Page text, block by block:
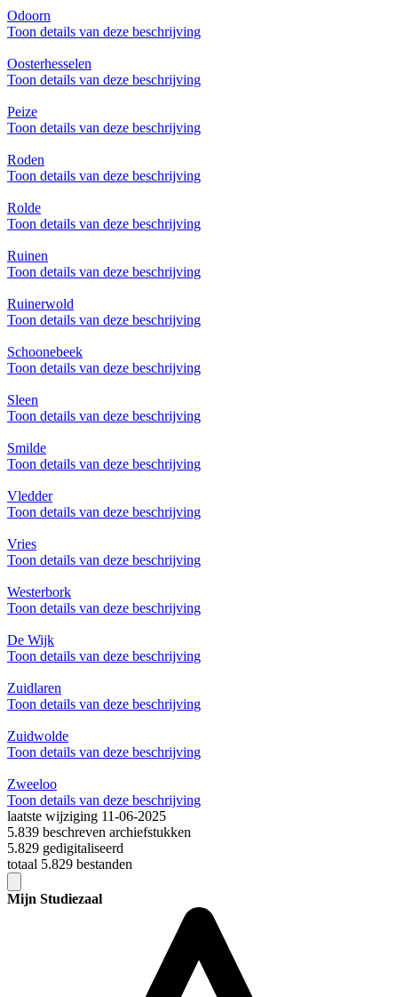
Odoorn
Toon details van deze beschrijving
Oosterhesselen
Toon details van deze beschrijving
Peize
Toon details van deze beschrijving
Roden
Toon details van deze beschrijving
Rolde
Toon details van deze beschrijving
Ruinen
Toon details van deze beschrijving
Ruinerwold
Toon details van deze beschrijving
Schoonebeek
Toon details van deze beschrijving
Sleen
Toon details van deze beschrijving
Smilde
Toon details van deze beschrijving
Vledder
Toon details van deze beschrijving
Vries
Toon details van deze beschrijving
Westerbork
Toon details van deze beschrijving
De Wijk
Toon details van deze beschrijving
Zuidlaren
Toon details van deze beschrijving
Zuidwolde
Toon details van deze beschrijving
Zweeloo
Toon details van deze beschrijving
laatste wijziging 11-06-2025
5.839 beschreven archiefstukken
5.829 gedigitaliseerd
totaal 5.829 bestanden
Mijn Studiezaal